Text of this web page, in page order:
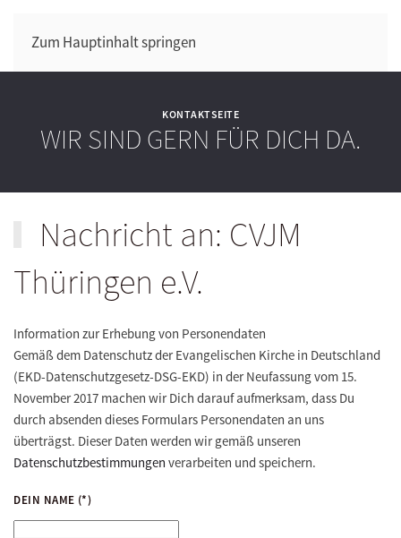
Zum Hauptinhalt springen
KONTAKTSEITE
WIR SIND GERN FÜR DICH DA.
Nachricht an: CVJM
Thüringen e.V.
Information zur Erhebung von Personendaten
Gemäß dem Datenschutz der Evangelischen Kirche in Deutschland
(EKD-Datenschutzgesetz-DSG-EKD) in der Neufassung vom 15.
November 2017 machen wir Dich darauf aufmerksam, dass Du
durch absenden dieses Formulars Personendaten an uns
überträgst. Dieser Daten werden wir gemäß unseren
Datenschutzbestimmungen verarbeiten und speichern.
DEIN NAME (*)